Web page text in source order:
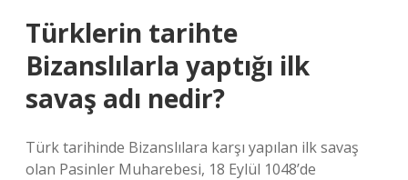
Türklerin tarihte
Bizanslılarla yaptığı ilk
savaş adı nedir?
Türk tarihinde Bizanslılara karşı yapılan ilk savaş
olan Pasinler Muharebesi, 18 Eylül 1048’de